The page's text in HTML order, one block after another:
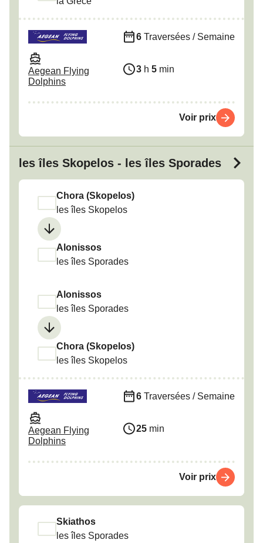
Aegean Flying
Dolphins
6 Traversées / Semaine
3 h 5 min
Voir prix
les îles Skopelos - les îles Sporades
Chora (Skopelos)
les îles Skopelos
Alonissos
les îles Sporades
Alonissos
les îles Sporades
Chora (Skopelos)
les îles Skopelos
Aegean Flying
Dolphins
6 Traversées / Semaine
25 min
Voir prix
Skiathos
les îles Sporades